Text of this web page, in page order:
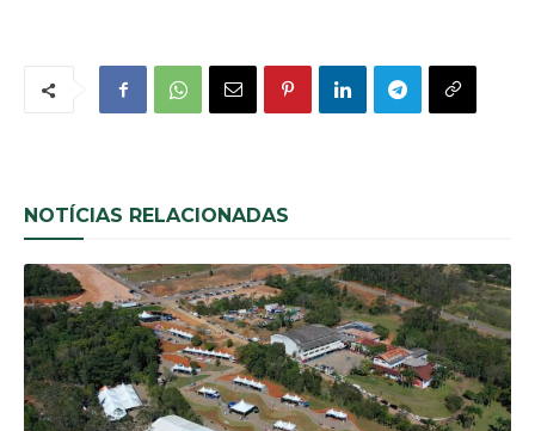
NOTÍCIAS RELACIONADAS